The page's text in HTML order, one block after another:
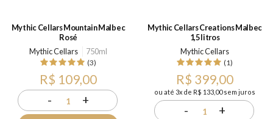
Mythic Cellars Mountain Malbec
Rosé
Mythic Cellars
750ml
(3)
R$ 109,00
- 1 +
Mythic Cellars Creations Malbec
1,5 litros
Mythic Cellars
(1)
R$ 399,00
ou até 3x de R$ 133,00 sem juros
- 1 +